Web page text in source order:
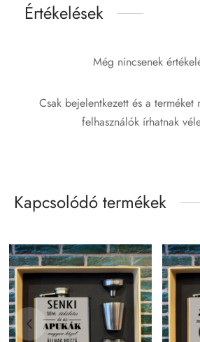
Értékelések
Még nincsenek
Csak bejelentkezett és a terméket
felhasználók írhatnak
Kapcsolódó termékek